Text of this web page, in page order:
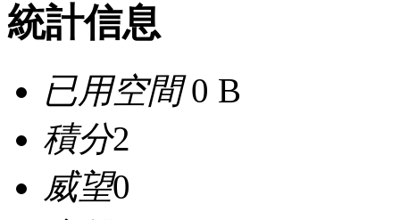
統計信息
已用空間0 B
積分2
威望0